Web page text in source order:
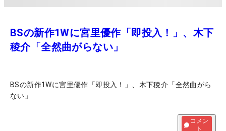
BSの新作1Wに宮里優作「即投入！」、木下
稜介「全然曲がらない」
BSの新作1Wに宮里優作「即投入！」、木下稜介「全然曲がら
ない」
コメン
ト